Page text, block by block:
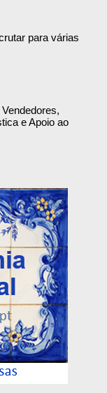
para várias
e Apoio ao